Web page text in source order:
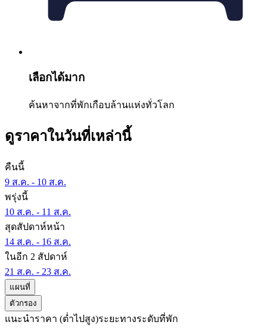
เลือกได้มาก
ค้นหาจากที่พักเกือบล้านแห่งทั่วโลก
ดูราคาในวันที่เหล่านี้
คืนนี้
9 ส.ค. - 10 ส.ค.
พรุ่งนี้
10 ส.ค. - 11 ส.ค.
สุดสัปดาห์หน้า
14 ส.ค. - 16 ส.ค.
ในอีก 2 สัปดาห์
21 ส.ค. - 23 ส.ค.
แผนที่
ตัวกรอง
แนะนำราคา (ต่ำไปสูง)ระยะทางระดับที่พัก